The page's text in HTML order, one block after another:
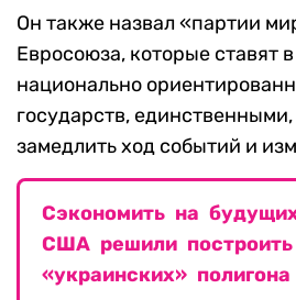
Он также назвал «партии
Евросоюза, которые ставят
национально
государств,
замедлить ход событий и
Сэкономить на
США решили
«украинских» полигона